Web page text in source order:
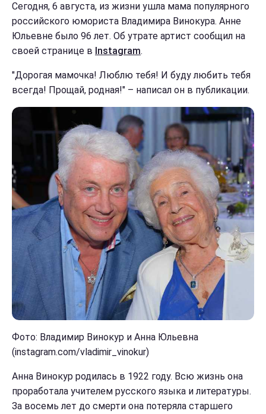
Сегодня, 6 августа, из жизни ушла мама популярного
российского юмориста Владимира Винокура. Анне
Юльевне было 96 лет. Об утрате артист сообщил на
своей странице в Instagram.
"Дорогая мамочка! Люблю тебя! И буду любить тебя
всегда! Прощай, родная!" – написал он в публикации.
Фото: Владимир Винокур и Анна Юльевна
(instagram.com/vladimir_vinokur)
Анна Винокур родилась в 1922 году. Всю жизнь она
проработала учителем русского языка и литературы.
За восемь лет до смерти она потеряла старшего